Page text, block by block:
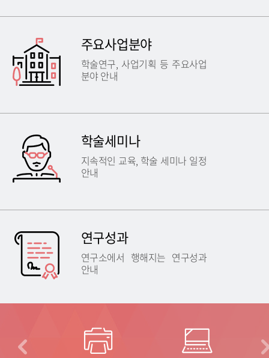
주요사업분야
학술연구, 사업기획 등 주요사업
분야 안내
학술세미나
지속적인 교육, 학술 세미나 일정
안내
연구성과
연구소에서 행해지는 연구성과
안내